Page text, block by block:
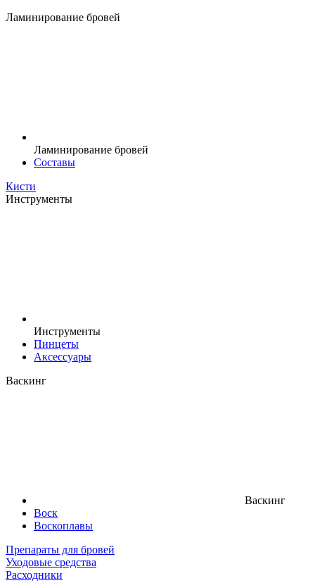
Ламинирование бровей
Ламинирование бровей
Составы
Кисти
Инструменты
Инструменты
Пинцеты
Аксессуары
Васкинг
Васкинг
Воск
Воскоплавы
Препараты для бровей
Уходовые средства
Расходники